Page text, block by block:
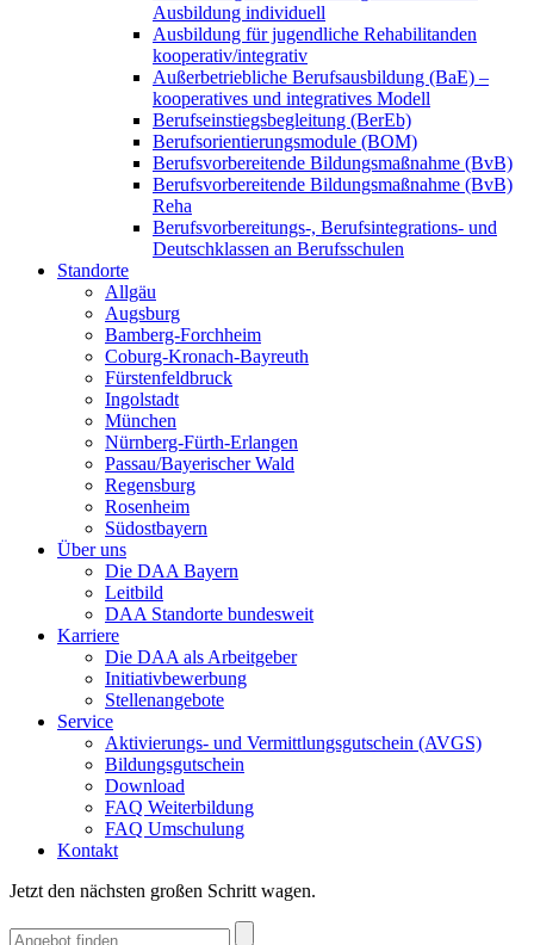
Ausbildung individuell
Ausbildung für jugendliche Rehabilitanden
kooperativ/integrativ
Außerbetriebliche Berufsausbildung (BaE) –
kooperatives und integratives Modell
Berufseinstiegsbegleitung (BerEb)
Berufsorientierungsmodule (BOM)
Berufsvorbereitende Bildungsmaßnahme (BvB)
Berufsvorbereitende Bildungsmaßnahme (BvB)
Reha
Berufsvorbereitungs-, Berufsintegrations- und
Deutschklassen an Berufsschulen
Standorte
Allgäu
Augsburg
Bamberg-Forchheim
Coburg-Kronach-Bayreuth
Fürstenfeldbruck
Ingolstadt
München
Nürnberg-Fürth-Erlangen
Passau/Bayerischer Wald
Regensburg
Rosenheim
Südostbayern
Über uns
Die DAA Bayern
Leitbild
DAA Standorte bundesweit
Karriere
Die DAA als Arbeitgeber
Initiativbewerbung
Stellenangebote
Service
Aktivierungs- und Vermittlungsgutschein (AVGS)
Bildungsgutschein
Download
FAQ Weiterbildung
FAQ Umschulung
Kontakt
Jetzt den nächsten großen Schritt wagen.